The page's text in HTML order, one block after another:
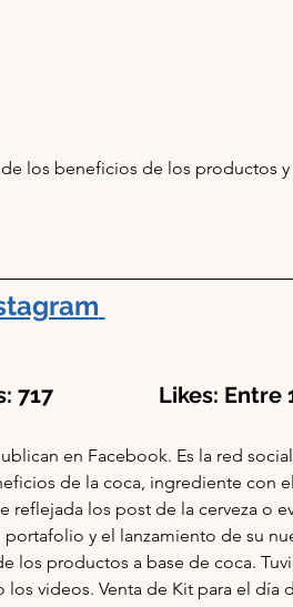
los beneficios de los productos
717                   Likes:
en Facebook. Es la red
de la coca, ingrediente con
reflejada los post de la cerveza o
y el lanzamiento de su
los productos a base de coca.
videos. Venta de Kit para el día